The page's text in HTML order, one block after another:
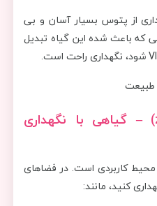
از پتوس بسیار آسان و بی
که باعث شده این گیاه تبدیل
)
–گیاهی با نگهداری
محیط کاربردی است. در فضاهای
کنید، مانند: